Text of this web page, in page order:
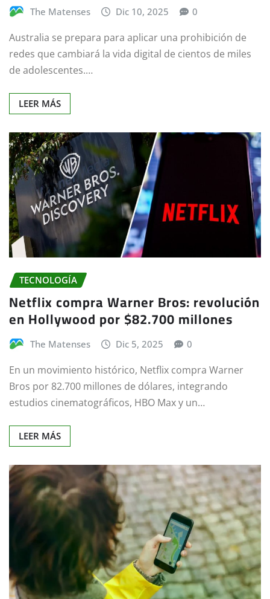
The Matenses Dic 10, 2025 0
Australia se prepara para aplicar una prohibición de
redes que cambiará la vida digital de cientos de miles
de adolescentes.…
LEER MÁS
TECNOLOGÍA
Netflix compra Warner Bros: revolución
en Hollywood por $82.700 millones
The Matenses Dic 5, 2025 0
En un movimiento histórico, Netflix compra Warner
Bros por 82.700 millones de dólares, integrando
estudios cinematográficos, HBO Max y un…
LEER MÁS